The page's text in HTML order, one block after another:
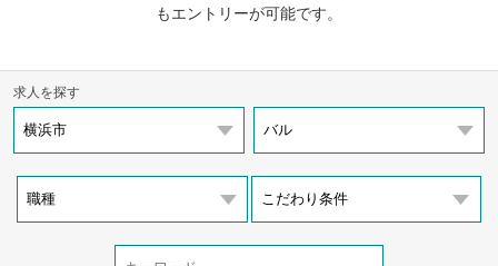
もエントリーが可能です。
求人を探す